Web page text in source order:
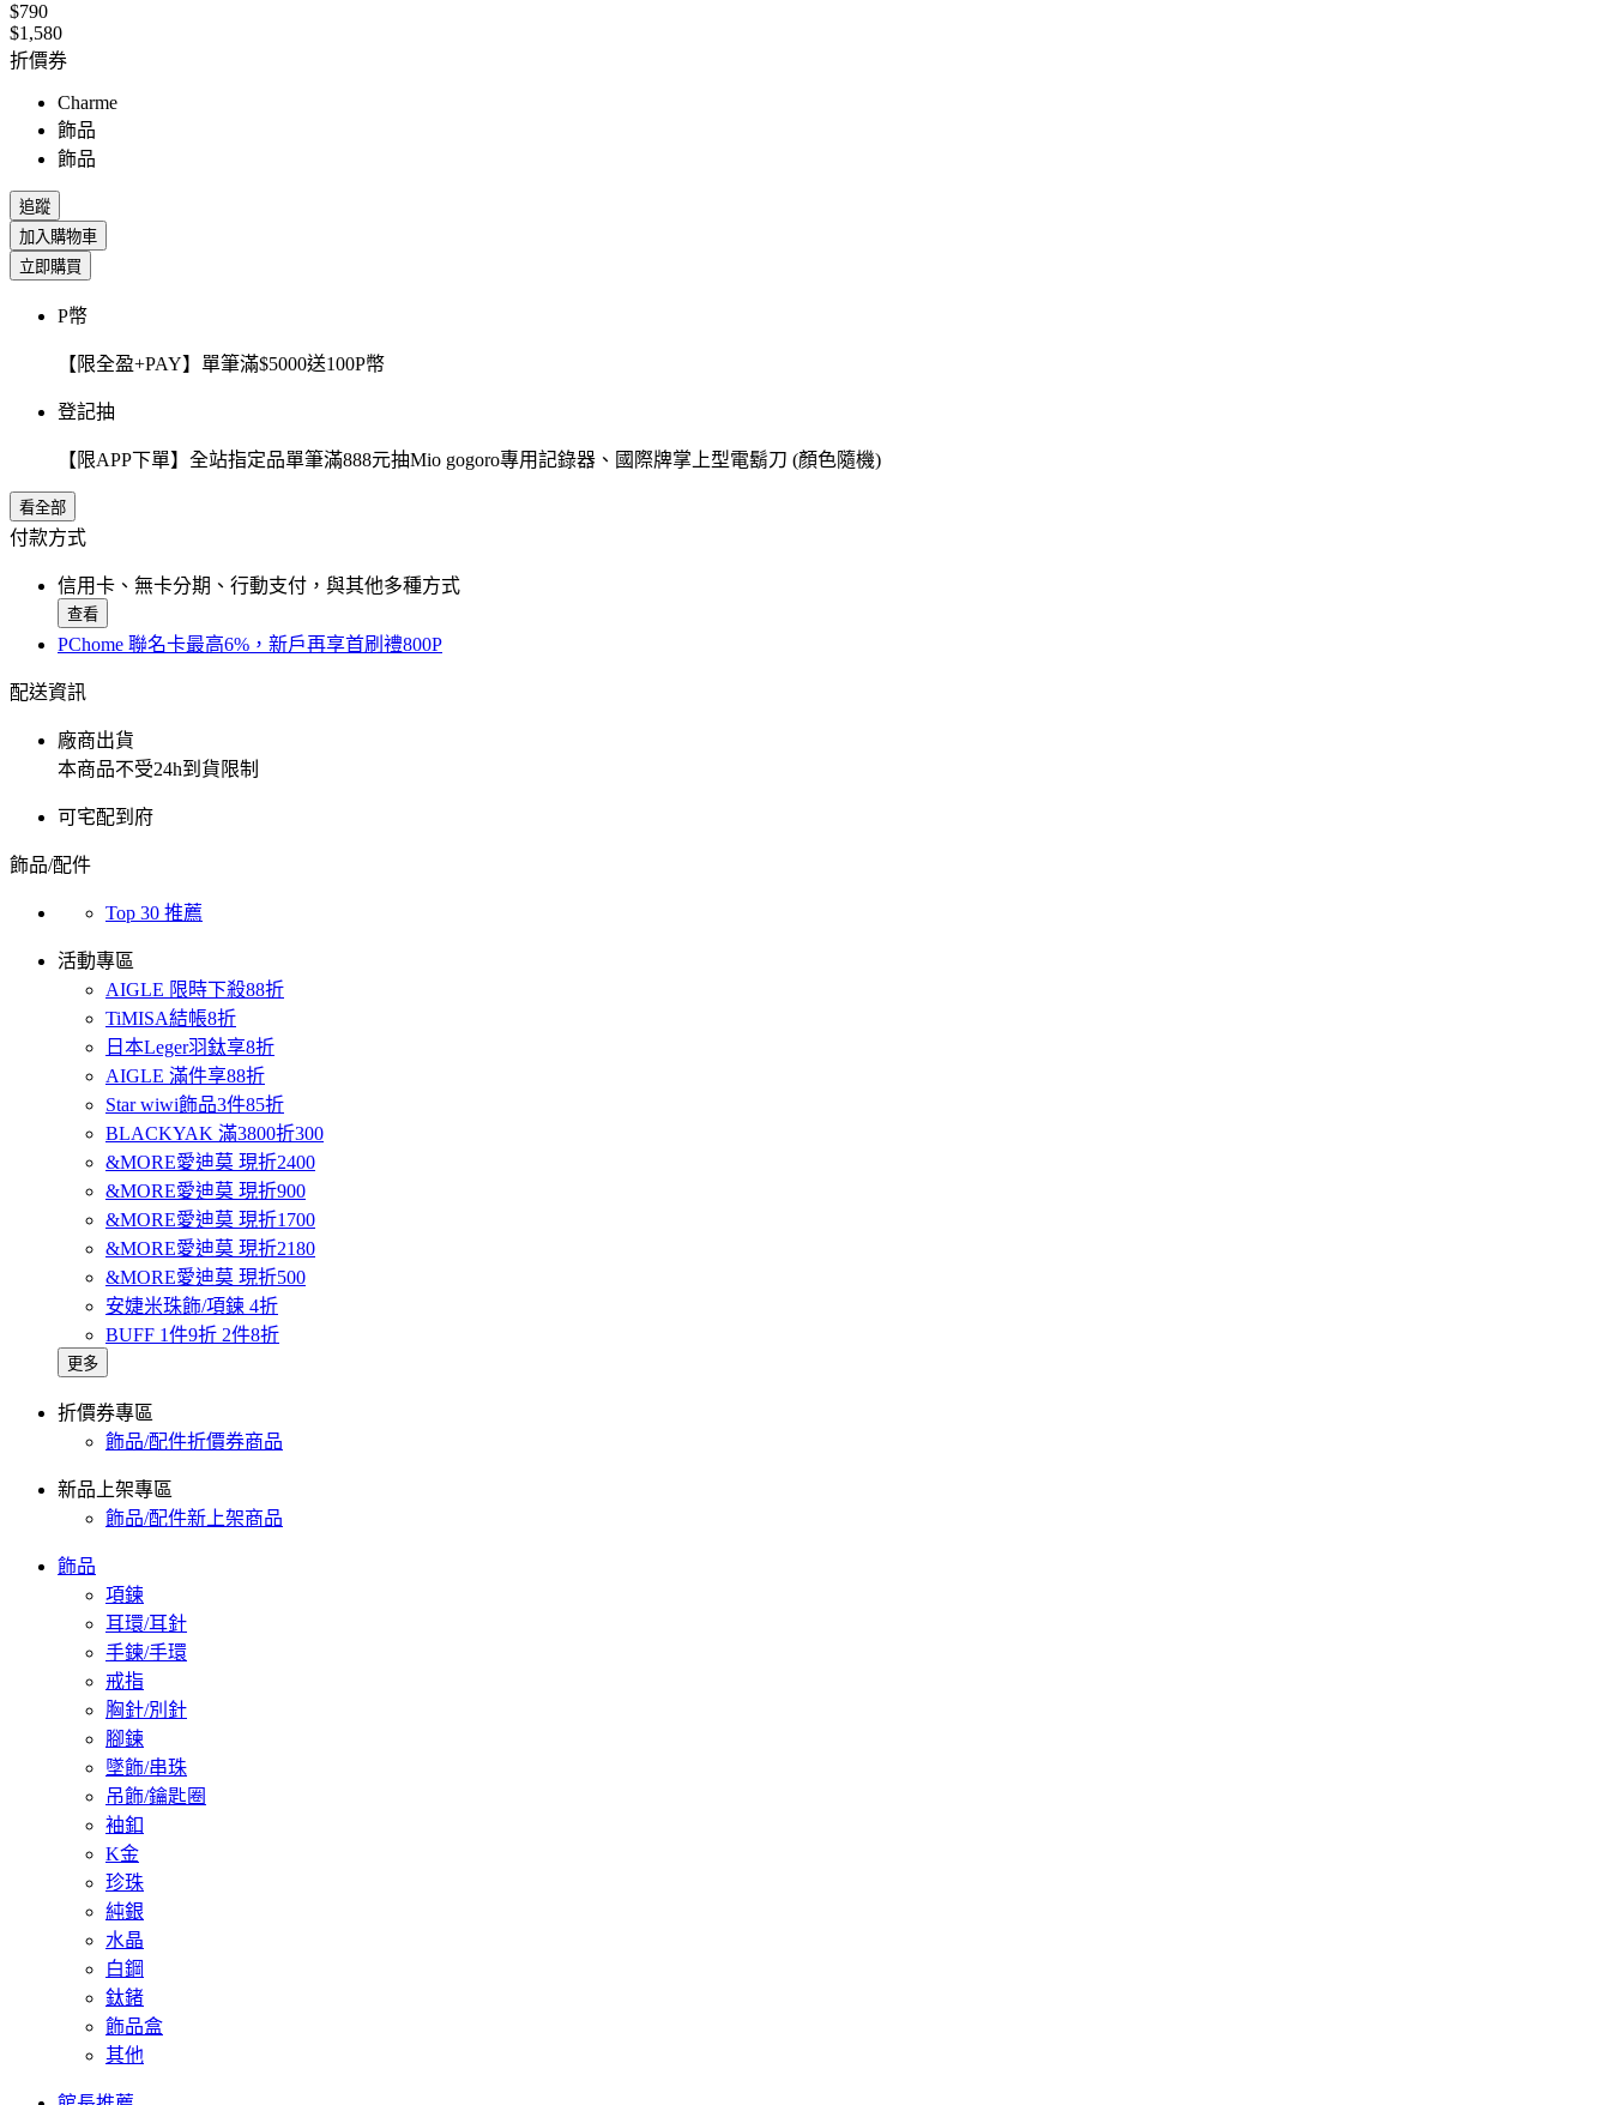
$790
$1,580
折價券
Charme
飾品
飾品
追蹤
加入購物車
立即購買
P幣
【限全盈+PAY】單筆滿$5000送100P幣
登記抽
【限APP下單】全站指定品單筆滿888元抽Mio gogoro專用記錄器、國際牌掌上型電鬍刀 (顏色隨機)
看全部
付款方式
信用卡、無卡分期、行動支付，與其他多種方式
查看
PChome 聯名卡最高6%，新戶再享首刷禮800P
配送資訊
廠商出貨
本商品不受24h到貨限制
可宅配到府
飾品/配件
Top 30 推薦
活動專區
AIGLE 限時下殺88折
TiMISA結帳8折
日本Leger羽鈦享8折
AIGLE 滿件享88折
Star wiwi飾品3件85折
BLACKYAK 滿3800折300
&MORE愛迪莫 現折2400
&MORE愛迪莫 現折900
&MORE愛迪莫 現折1700
&MORE愛迪莫 現折2180
&MORE愛迪莫 現折500
安婕米珠飾/項鍊 4折
BUFF 1件9折 2件8折
更多
折價券專區
飾品/配件折價券商品
新品上架專區
飾品/配件新上架商品
飾品
項鍊
耳環/耳針
手鍊/手環
戒指
胸針/別針
腳鍊
墜飾/串珠
吊飾/鑰匙圈
袖釦
K金
珍珠
純銀
水晶
白鋼
鈦鍺
飾品盒
其他